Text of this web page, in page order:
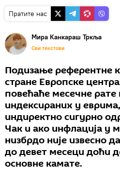
Пратите нас
Мира Канкараш Тркља
Сви текстови
Подизање референтне
стране Европске
повећаће месечне рате
индексираних у
индиректно сигурно
Чак и ако инфлација у
низбрдо није извесно
до девет месеци доћи
основне камате.